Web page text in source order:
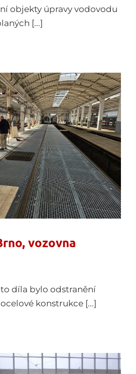
objekty úpravy vodovodu
[...]
vozovna
díla bylo odstranění
konstrukce [...]